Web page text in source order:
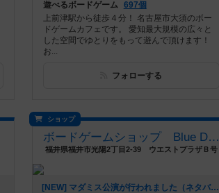
遊べるボードゲーム 697個
上前津駅から徒歩４分！ 名古屋市大須のボー
ドゲームカフェです。 愛知最大規模の広々と
した空間でゆとりをもって遊んで頂けます！
お...
フォローする
ショップ
ボードゲームショップ Blue Dice
福井県福井市光陽2丁目2-39 ウエストプラザＢ号
[NEW] マダミス公演が行われました（ネタバレ記載なし）（2026年07月05日 19時53分）